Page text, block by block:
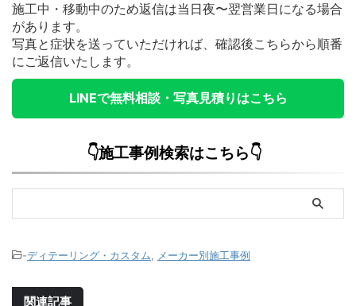
施工中・移動中のため返信は当日夜〜翌営業日になる場合
があります。
写真と症状を送っていただければ、確認後こちらから順番
にご返信いたします。
LINEで無料相談・写真見積りはこちら
👇施工事例検索はこちら👇
-ディテーリング・カスタム メーカー別施工事例
関連記事